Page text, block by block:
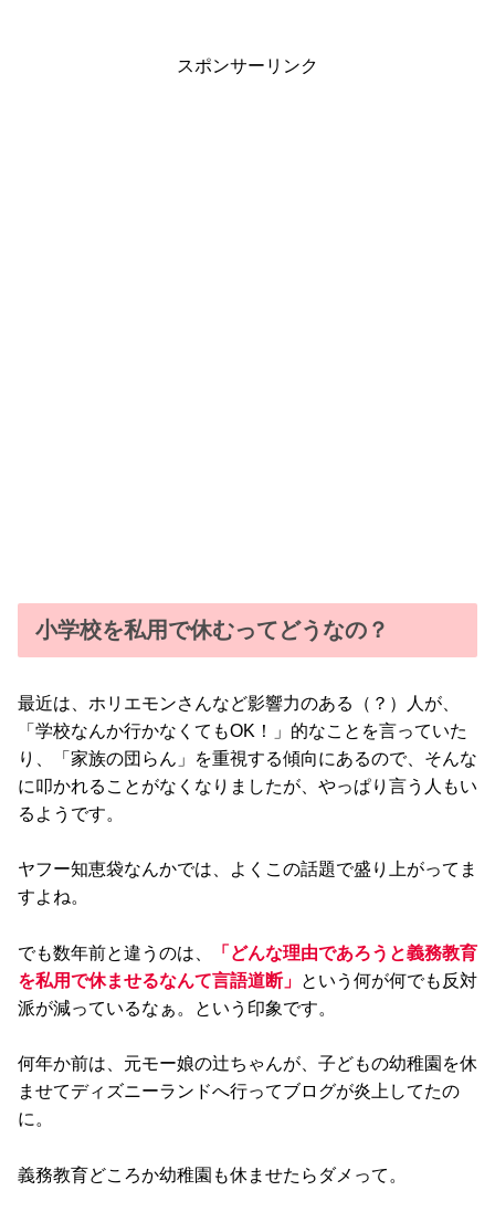
スポンサーリンク
小学校を私用で休むってどうなの？
最近は、ホリエモンさんなど影響力のある（？）人が、
「学校なんか行かなくてもOK！」的なことを言っていた
り、「家族の団らん」を重視する傾向にあるので、そんな
に叩かれることがなくなりましたが、やっぱり言う人もい
るようです。
ヤフー知恵袋なんかでは、よくこの話題で盛り上がってま
すよね。
でも数年前と違うのは、
「どんな理由であろうと義務教育
を私用で休ませるなんて言語道断」 という何が何でも反対
派が減っているなぁ。という印象です。
何年か前は、元モー娘の辻ちゃんが、子どもの幼稚園を休
ませてディズニーランドへ行ってブログが炎上してたの
に。
義務教育どころか幼稚園も休ませたらダメって。